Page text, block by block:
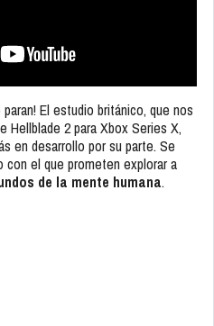
El estudio británico, que nos
Hellblade 2 para Xbox Series X,
en desarrollo por su parte. Se
el que prometen explorar a
de la mente humana.